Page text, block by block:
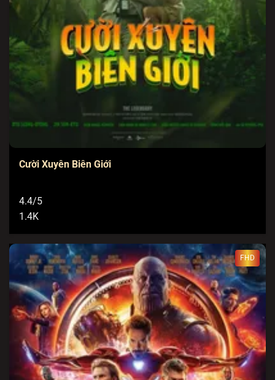
Cười Xuyên Biên Giới
4.4/5
1.4K
FHD